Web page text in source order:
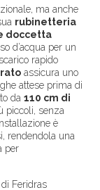
ma anche
rubinetteria
doccetta
d’acqua per un
rapido
assicura uno
attese prima di
da 110 cm di
piccoli, senza
è
rendendola una
per
Feridras